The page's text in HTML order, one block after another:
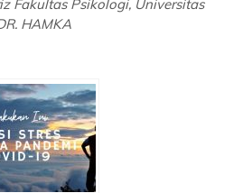
Fakultas Psikologi, Universitas
HAMKA